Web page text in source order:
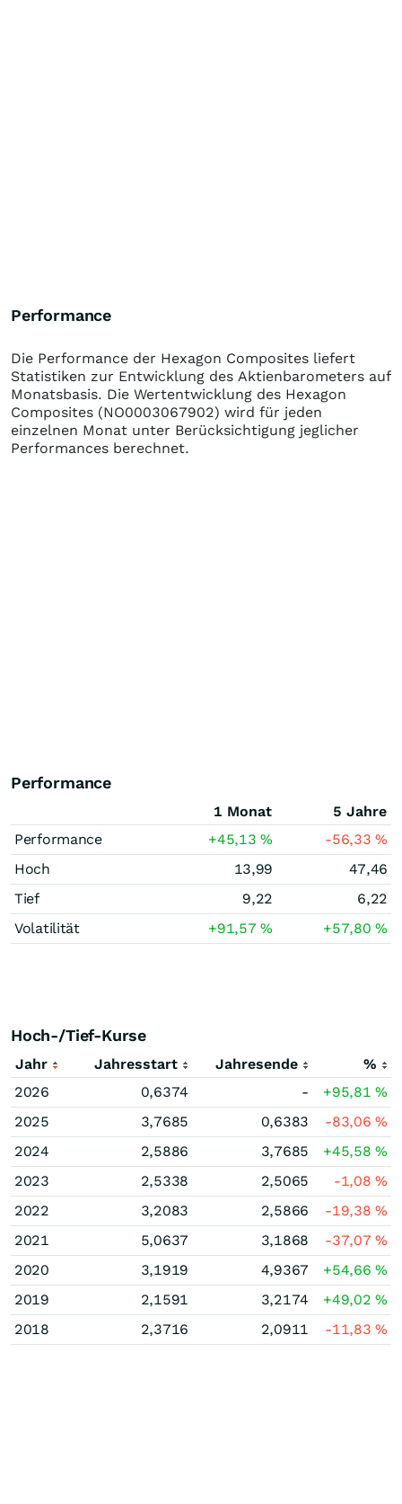
Performance
Die Performance der Hexagon Composites liefert
Statistiken zur Entwicklung des Aktienbarometers auf
Monatsbasis. Die Wertentwicklung des Hexagon
Composites (NO0003067902) wird für jeden
einzelnen Monat unter Berücksichtigung jeglicher
Performances berechnet.
Performance
1 Monat
5 Jahre
Performance
+45,13% -56,33%
Hoch
13,99
47,46
Tief
9,22
6,22
Volatilität
+91,57% +57,80%
Hoch-/Tief-Kurse
Jahr Jahresstart Jahresende
%
2026
0,6374 - +95,81%
2025
3,7685 0,6383 -83,06%
2024
2,5886 3,7685 +45,58%
2023
2,5338 2,5065 -1,08%
2022
3,2083 2,5866 -19,38%
2021
5,0637 3,1868 -37,07%
2020
3,1919 4,9367 +54,66%
2019
2,1591 3,2174 +49,02%
2018
2,3716 2,0911 -11,83%